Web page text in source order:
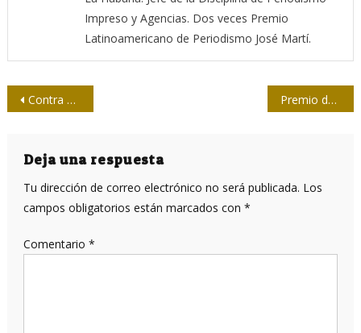
Impreso y Agencias. Dos veces Premio
Latinoamericano de Periodismo José Martí.
Navegación
entradas
Contra viento y marea, #CubaSalvaVidas Premio de la Upec en el Salón Embotellarte
Deja una respuesta
Tu dirección de correo electrónico no será publicada. Los
campos obligatorios están marcados con *
Comentario *